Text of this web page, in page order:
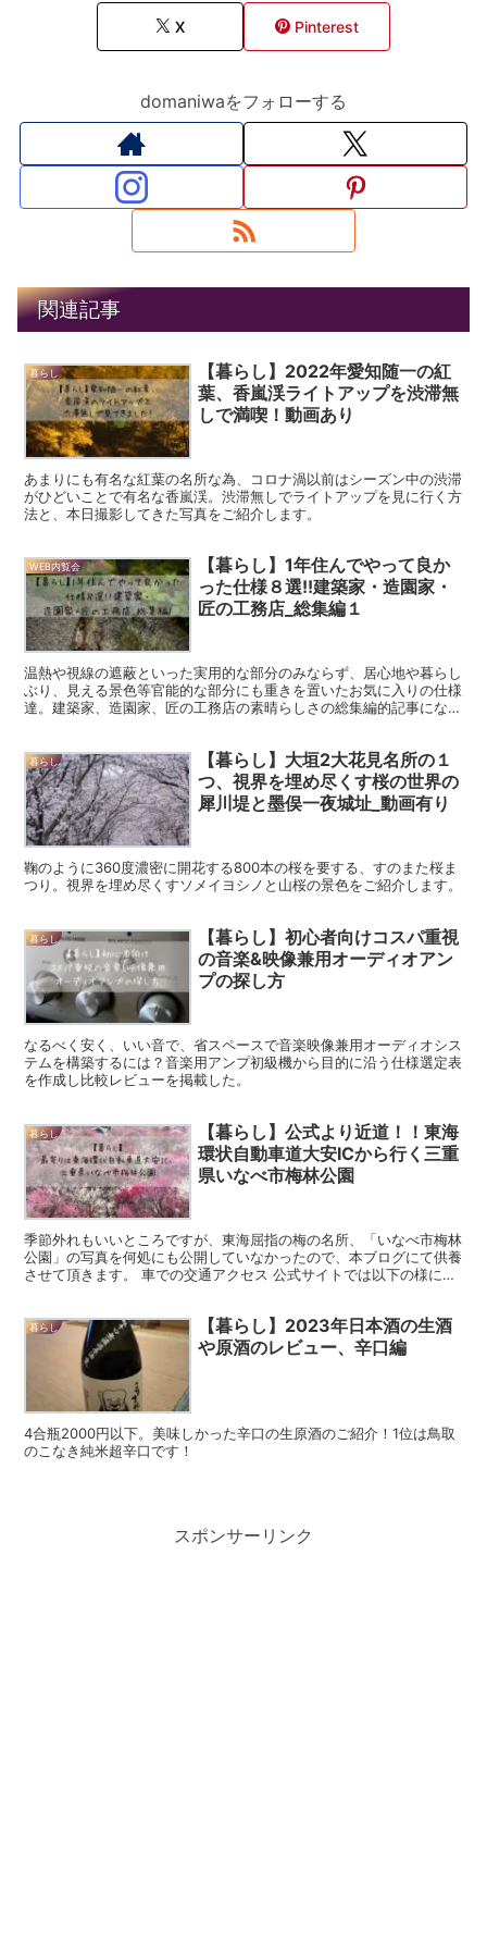
X Pinterest
domaniwaをフォローする
関連記事
暮らし
【暮らし】2022年愛知随一の紅
葉、香嵐渓ライトアップを渋滞無
しで満喫！動画あり
あまりにも有名な紅葉の名所な為、コロナ渦以前はシーズン中の渋滞
がひどいことで有名な香嵐渓。渋滞無しでライトアップを見に行く方
法と、本日撮影してきた写真をご紹介します。
WEB内覧会
【暮らし】1年住んでやって良か
った仕様８選!!建築家・造園家・
匠の工務店_総集編１
温熱や視線の遮蔽といった実用的な部分のみならず、居心地や暮らし
ぶり、見える景色等官能的な部分にも重きを置いたお気に入りの仕様
達。建築家、造園家、匠の工務店の素晴らしさの総集編的記事になり
暮らし
【暮らし】大垣2大花見名所の１
つ、視界を埋め尽くす桜の世界の
犀川堤と墨俣一夜城址_動画有り
鞠のように360度濃密に開花する800本の桜を要する、すのまた桜ま
つり。視界を埋め尽くすソメイヨシノと山桜の景色をご紹介します。
暮らし
【暮らし】初心者向けコスパ重視
の音楽&映像兼用オーディオアン
プの探し方
なるべく安く、いい音で、省スペースで音楽映像兼用オーディオシス
テムを構築するには？音楽用アンプ初級機から目的に沿う仕様選定表
を作成し比較レビューを掲載した。
暮らし
【暮らし】公式より近道！！東海
環状自動車道大安ICから行く三重
県いなべ市梅林公園
季節外れもいいところですが、東海屈指の梅の名所、「いなべ市梅林
公園」の写真を何処にも公開していなかったので、本ブログにて供養
させて頂きます。 車での交通アクセス 公式サイトでは以下の様に案
暮らし
【暮らし】2023年日本酒の生酒
や原酒のレビュー、辛口編
4合瓶2000円以下。美味しかった辛口の生原酒のご紹介！1位は鳥取
のこなき純米超辛口です！
スポンサーリンク